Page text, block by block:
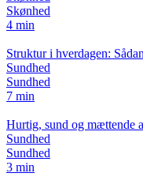
Skønhed
4 min
Struktur i hverdagen:
Sundhed
Sundhed
7 min
Hurtig, sund og mættende
Sundhed
Sundhed
3 min